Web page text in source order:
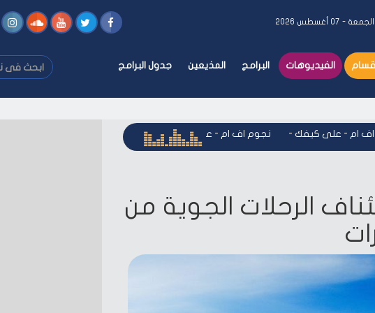
الجمعة - ٠٧ أغسطس ٢٠٢٦
الفيديوهات البرامج المذيعين جدول البرامج
ابحث
فى
فى
- ام - على كيفك - نجوم اف ام - على كيفك نجوم اف ام - على كيفك
الرحلات الجوية من